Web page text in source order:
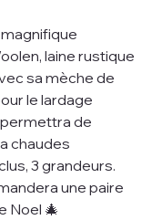
laine rustique
sa mèche de
le lardage
de
chaudes
3 grandeurs.
une paire
Noel 🎄